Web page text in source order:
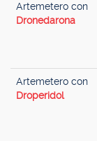
Artemetero con
Dronedarona
Artemetero con
Droperidol